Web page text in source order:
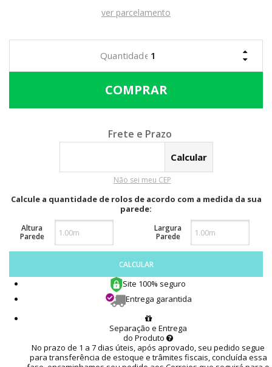
ver parcelamento
Calcular o Frete
Não sei meu CEP
Calcule a quantidade de rolos de acordo com a medida da sua
parede:
Altura
Parede
Largura
Parede
CALCULAR
Site 100% seguro
Entrega garantida
Separação e Entrega
do Produto
No prazo de 1 a 7 dias úteis, após aprovado, seu pedido segue
para transferência de estoque e trâmites fiscais, concluída essa